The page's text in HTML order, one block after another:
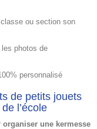
ou section son
photos de
personnalisé
de petits jouets
l’école
organiser une kermesse